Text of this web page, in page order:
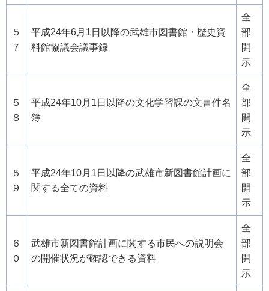
５
７
平成24年6月1日以降の武雄市図書館・歴史資
料館協議会議事録
全
部
開
示
５
８
平成24年10月1日以降の文化学習課の文書件名
簿
全
部
開
示
５
９
平成24年10月1日以降の武雄市新図書館計画に
関する全ての資料
全
部
開
示
６
０
武雄市新図書館計画に関する市民への説明会
の開催状況が確認できる資料
全
部
開
示